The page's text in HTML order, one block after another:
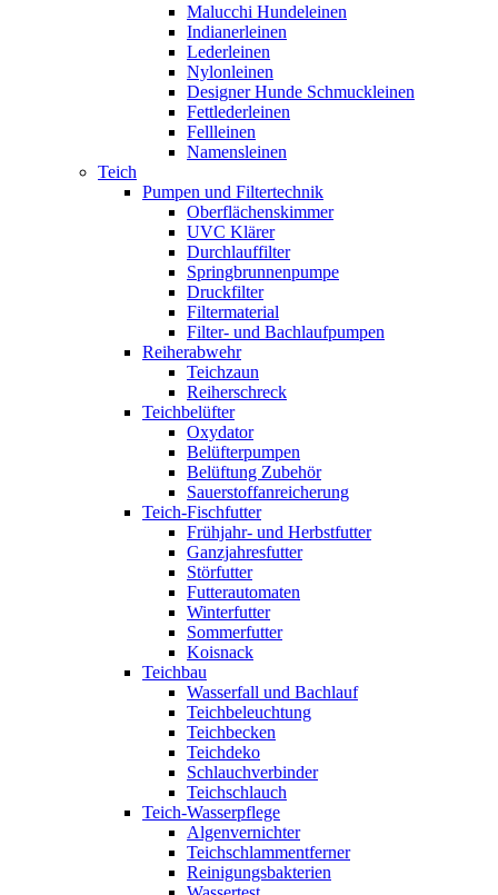
Malucchi Hundeleinen
Indianerleinen
Lederleinen
Nylonleinen
Designer Hunde Schmuckleinen
Fettlederleinen
Fellleinen
Namensleinen
Teich
Pumpen und Filtertechnik
Oberflächenskimmer
UVC Klärer
Durchlauffilter
Springbrunnenpumpe
Druckfilter
Filtermaterial
Filter- und Bachlaufpumpen
Reiherabwehr
Teichzaun
Reiherschreck
Teichbelüfter
Oxydator
Belüfterpumpen
Belüftung Zubehör
Sauerstoffanreicherung
Teich-Fischfutter
Frühjahr- und Herbstfutter
Ganzjahresfutter
Störfutter
Futterautomaten
Winterfutter
Sommerfutter
Koisnack
Teichbau
Wasserfall und Bachlauf
Teichbeleuchtung
Teichbecken
Teichdeko
Schlauchverbinder
Teichschlauch
Teich-Wasserpflege
Algenvernichter
Teichschlammentferner
Reinigungsbakterien